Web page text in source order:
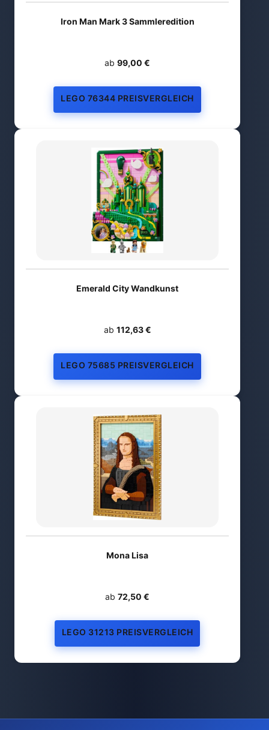
Iron Man Mark 3 Sammleredition
ab 99,00 €
LEGO 76344 PREISVERGLEICH
Emerald City Wandkunst
ab 112,63 €
LEGO 75685 PREISVERGLEICH
Mona Lisa
ab 72,50 €
LEGO 31213 PREISVERGLEICH